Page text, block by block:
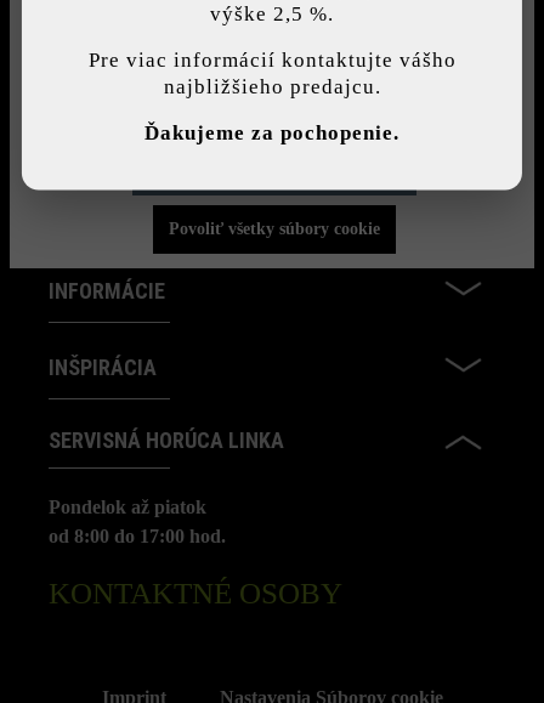
PRE TVORCOV ARCHITEKTÚRY
INFORMÁCIE
INŠPIRÁCIA
SERVISNÁ HORÚCA LINKA
Pondelok až piatok
od 8:00 do 17:00 hod.
KONTAKTNÉ OSOBY
Imprint Nastavenia Súborov cookie
Táto webová stránka používa súbory cookie, aby vám ponúkla
Povoliť všetky súbory cookie
výške 2,5 %.
Pre viac informácií kontaktujte vášho
najbližšieho predajcu.
Ďakujeme za pochopenie.